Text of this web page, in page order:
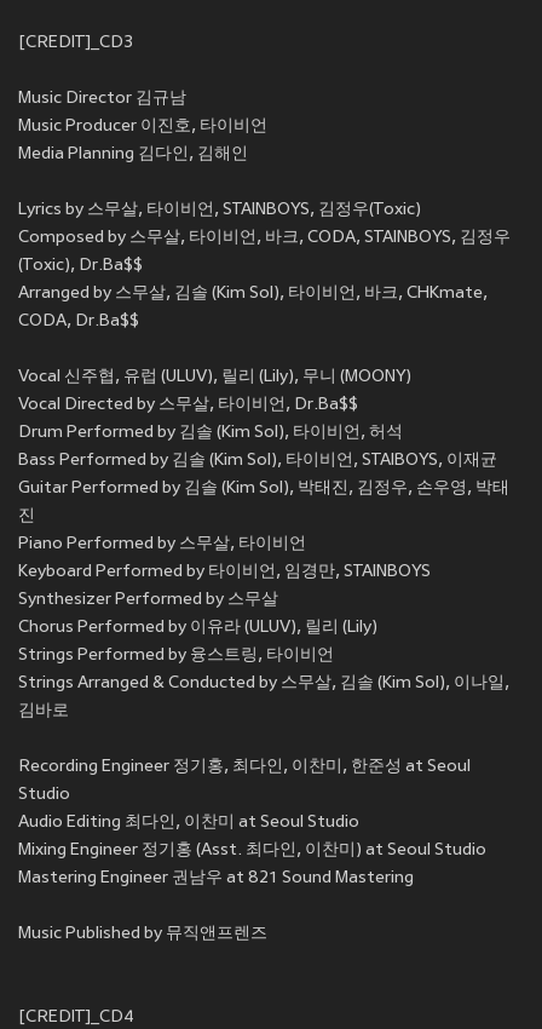
[CREDIT]_CD3
Music Director 김규남
Music Producer 이진호, 타이비언
Media Planning 김다인, 김해인
Lyrics by 스무살, 타이비언, STAINBOYS, 김정우(Toxic)
Composed by 스무살, 타이비언, 바크, CODA, STAINBOYS, 김정우
(Toxic), Dr.Ba$$
Arranged by 스무살, 김솔 (Kim Sol), 타이비언, 바크, CHKmate,
CODA, Dr.Ba$$
Vocal 신주협, 유럽 (ULUV), 릴리 (Lily), 무니 (MOONY)
Vocal Directed by 스무살, 타이비언, Dr.Ba$$
Drum Performed by 김솔 (Kim Sol), 타이비언, 허석
Bass Performed by 김솔 (Kim Sol), 타이비언, STAIBOYS, 이재균
Guitar Performed by 김솔 (Kim Sol), 박태진, 김정우, 손우영, 박태
진
Piano Performed by 스무살, 타이비언
Keyboard Performed by 타이비언, 임경만, STAINBOYS
Synthesizer Performed by 스무살
Chorus Performed by 이유라 (ULUV), 릴리 (Lily)
Strings Performed by 융스트링, 타이비언
Strings Arranged & Conducted by 스무살, 김솔 (Kim Sol), 이나일,
김바로
Recording Engineer 정기홍, 최다인, 이찬미, 한준성 at Seoul
Studio
Audio Editing 최다인, 이찬미 at Seoul Studio
Mixing Engineer 정기홍 (Asst. 최다인, 이찬미) at Seoul Studio
Mastering Engineer 권남우 at 821 Sound Mastering
Music Published by 뮤직앤프렌즈
[CREDIT]_CD4